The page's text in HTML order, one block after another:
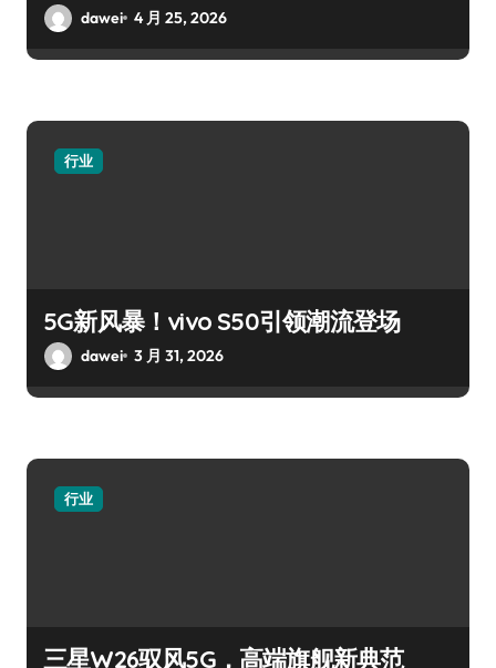
dawei 4 月 25, 2026
行业
5G新风暴！vivo S50引领潮流登场
dawei 3 月 31, 2026
行业
三星W26驭风5G，高端旗舰新典范